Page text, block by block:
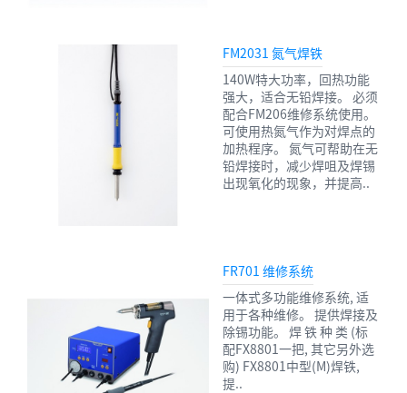
FM2031 氮气焊铁
140W特大功率，回热功能
强大，适合无铅焊接。 必须
配合FM206维修系统使用。
可使用热氮气作为对焊点的
加热程序。 氮气可帮助在无
铅焊接时，减少焊咀及焊锡
出现氧化的现象，并提高..
FR701 维修系统
一体式多功能维修系统, 适
用于各种维修。 提供焊接及
除锡功能。 焊 铁 种 类 (标
配FX8801一把, 其它另外选
购) FX8801中型(M)焊铁,
提..